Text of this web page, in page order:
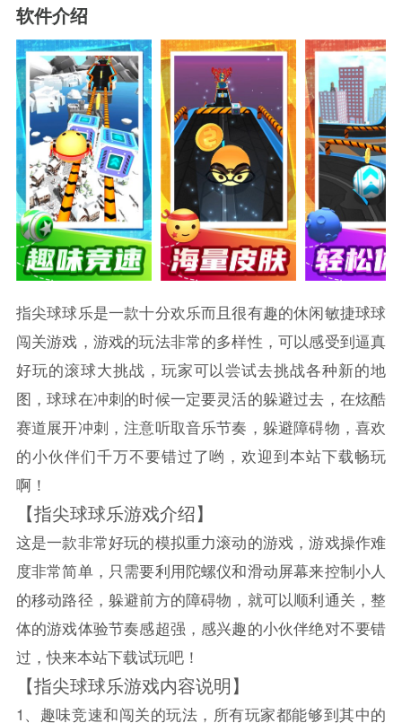
软件介绍
指尖球球乐是一款十分欢乐而且很有趣的休闲敏捷球球
闯关游戏，游戏的玩法非常的多样性，可以感受到逼真
好玩的滚球大挑战，玩家可以尝试去挑战各种新的地
图，球球在冲刺的时候一定要灵活的躲避过去，在炫酷
赛道展开冲刺，注意听取音乐节奏，躲避障碍物，喜欢
的小伙伴们千万不要错过了哟，欢迎到本站下载畅玩
啊！
【指尖球球乐游戏介绍】
这是一款非常好玩的模拟重力滚动的游戏，游戏操作难
度非常简单，只需要利用陀螺仪和滑动屏幕来控制小人
的移动路径，躲避前方的障碍物，就可以顺利通关，整
体的游戏体验节奏感超强，感兴趣的小伙伴绝对不要错
过，快来本站下载试玩吧！
【指尖球球乐游戏内容说明】
1、趣味竞速和闯关的玩法，所有玩家都能够到其中的